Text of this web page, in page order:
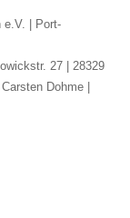
e.V. | Port-
27 | 28329
Dohme |